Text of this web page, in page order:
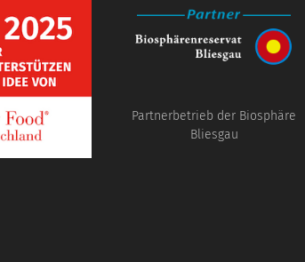
Partnerbetrieb der Biosphäre
Bliesgau